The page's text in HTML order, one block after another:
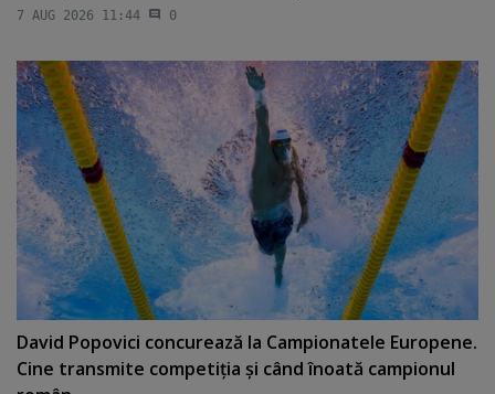
7 AUG 2026 11:44 0
David Popovici concurează la Campionatele Europene.
Cine transmite competiţia şi când înoată campionul